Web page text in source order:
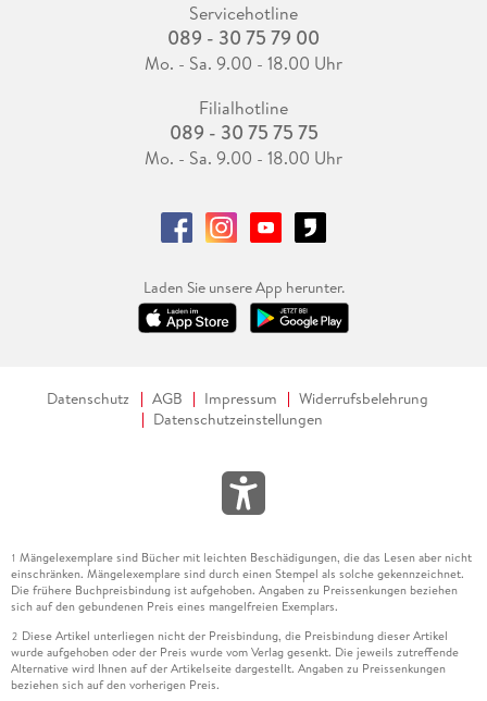
Servicehotline
089 - 30 75 79 00
Mo. - Sa. 9.00 - 18.00 Uhr
Filialhotline
089 - 30 75 75 75
Mo. - Sa. 9.00 - 18.00 Uhr
Laden Sie unsere App herunter.
Datenschutz AGB Impressum
Widerrufsbelehrung
Datenschutzeinstellungen
1 Mängelexemplare sind Bücher mit leichten Beschädigungen, die das Lesen aber nicht
einschränken. Mängelexemplare sind durch einen Stempel als solche gekennzeichnet.
Die frühere Buchpreisbindung ist aufgehoben. Angaben zu Preissenkungen beziehen
sich auf den gebundenen Preis eines mangelfreien Exemplars.
2 Diese Artikel unterliegen nicht der Preisbindung, die Preisbindung dieser Artikel
wurde aufgehoben oder der Preis wurde vom Verlag gesenkt. Die jeweils zutreffende
Alternative wird Ihnen auf der Artikelseite dargestellt. Angaben zu Preissenkungen
beziehen sich auf den vorherigen Preis.